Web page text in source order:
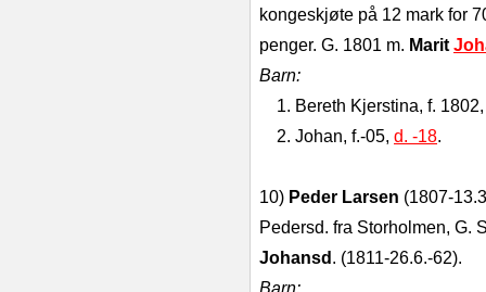
kongeskjøte på 12 mark for
penger. G. 1801 m. Marit
Barn:
1. Bereth Kjerstina, f.
2. Johan, f.-05, d. -18.
10) Peder Larsen (1807-
Pedersd. fra Storholmen, G.
Johansd . (1811-26.6.-62).
Barn: